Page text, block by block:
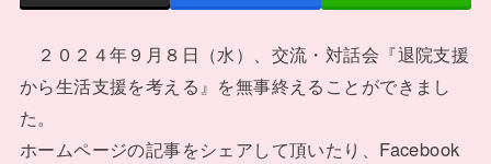
２０２４年９月８日（水）、交流・対話会『退院支援
から生活支援を考える』を無事終えることができまし
た。
ホームページの記事をシェアして頂いたり、Facebook